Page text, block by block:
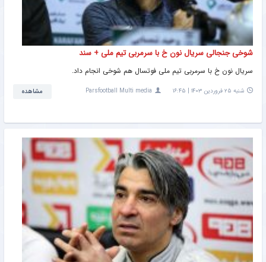
شوخی جنجالی سریال نون خ با سرمربی تیم ملی + سند
سریال نون خ با سرمربی تیم ملی فوتسال هم شوخی انجام داد.
شنبه ۲۵ فروردین ۱۴۰۳ | ۱۶:۴۵ Parsfootball Multi media مشاهده